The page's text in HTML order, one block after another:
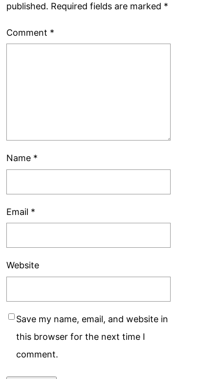
published. Required fields are marked *
Comment *
Name *
Email *
Website
Save my name, email, and website in
this browser for the next time I
comment.